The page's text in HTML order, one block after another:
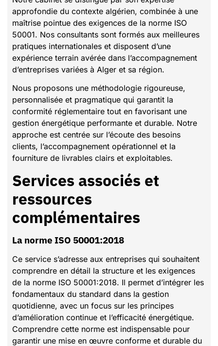
approfondie du contexte algérien, combinée à une
maîtrise pointue des exigences de la norme ISO
50001. Nos consultants sont formés aux meilleures
pratiques internationales et disposent d’une
expérience terrain avérée dans l’accompagnement
d’entreprises variées à Alger et sa région.
Nous proposons une méthodologie rigoureuse,
personnalisée et pragmatique qui garantit la
conformité réglementaire tout en favorisant une
gestion énergétique performante et durable. Notre
approche est centrée sur l’écoute des besoins
clients, l’accompagnement opérationnel et la
fourniture de livrables clairs et exploitables.
Services associés et
ressources
complémentaires
la norme ISO 50001:2018
Ce service s’adresse aux entreprises qui souhaitent
comprendre en détail la structure et les exigences
de la norme ISO 50001:2018. Il permet d’intégrer les
fondamentaux du standard dans la gestion
quotidienne, avec un focus sur les principes
d’amélioration continue et l’efficacité énergétique.
Comprendre cette norme est indispensable pour
garantir une mise en œuvre conforme et durable du